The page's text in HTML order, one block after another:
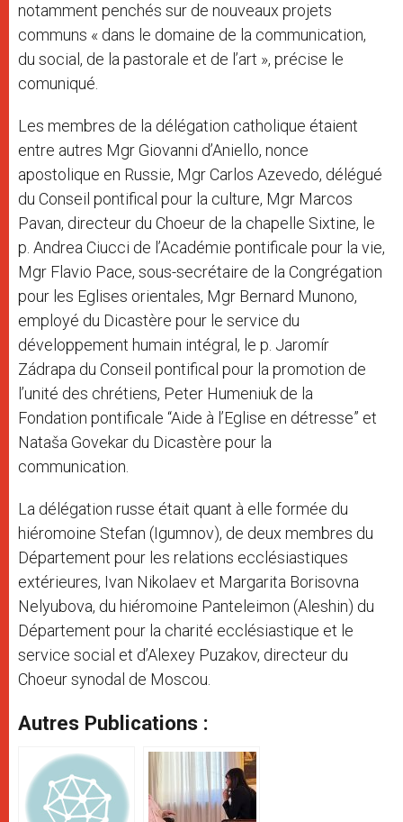
notamment penchés sur de nouveaux projets
communs « dans le domaine de la communication,
du social, de la pastorale et de l’art », précise le
comuniqué.
Les membres de la délégation catholique étaient
entre autres Mgr Giovanni d’Aniello, nonce
apostolique en Russie, Mgr Carlos Azevedo, délégué
du Conseil pontifical pour la culture, Mgr Marcos
Pavan, directeur du Choeur de la chapelle Sixtine, le
p. Andrea Ciucci de l’Académie pontificale pour la vie,
Mgr Flavio Pace, sous-secrétaire de la Congrégation
pour les Eglises orientales, Mgr Bernard Munono,
employé du Dicastère pour le service du
développement humain intégral, le p. Jaromír
Zádrapa du Conseil pontifical pour la promotion de
l’unité des chrétiens, Peter Humeniuk de la
Fondation pontificale “Aide à l’Eglise en détresse” et
Nataša Govekar du Dicastère pour la
communication.
La délégation russe était quant à elle formée du
hiéromoine Stefan (Igumnov), de deux membres du
Département pour les relations ecclésiastiques
extérieures, Ivan Nikolaev et Margarita Borisovna
Nelyubova, du hiéromoine Panteleimon (Aleshin) du
Département pour la charité ecclésiastique et le
service social et d’Alexey Puzakov, directeur du
Choeur synodal de Moscou.
Autres Publications :